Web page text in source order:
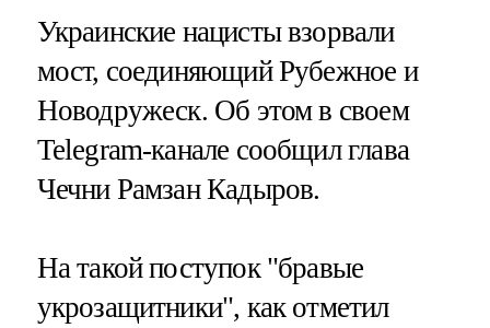
Украинские нацисты взорвали
мост, соединяющий Рубежное и
Новодружеск. Об этом в своем
Telegram-канале сообщил глава
Чечни Рамзан Кадыров.
На такой поступок "бравые
укрозащитники", как отметил